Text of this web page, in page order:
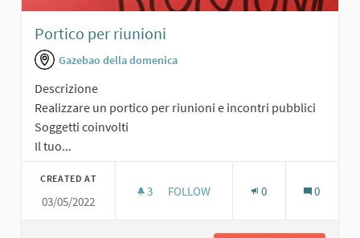
Portico per riunioni
Gazebao della domenica
Descrizione
Realizzare un portico per riunioni e incontri pubblici
Soggetti coinvolti
Il tuo...
CREATED AT
03/05/2022
3 3 FOLLOWERS
FOLLOW 0 0